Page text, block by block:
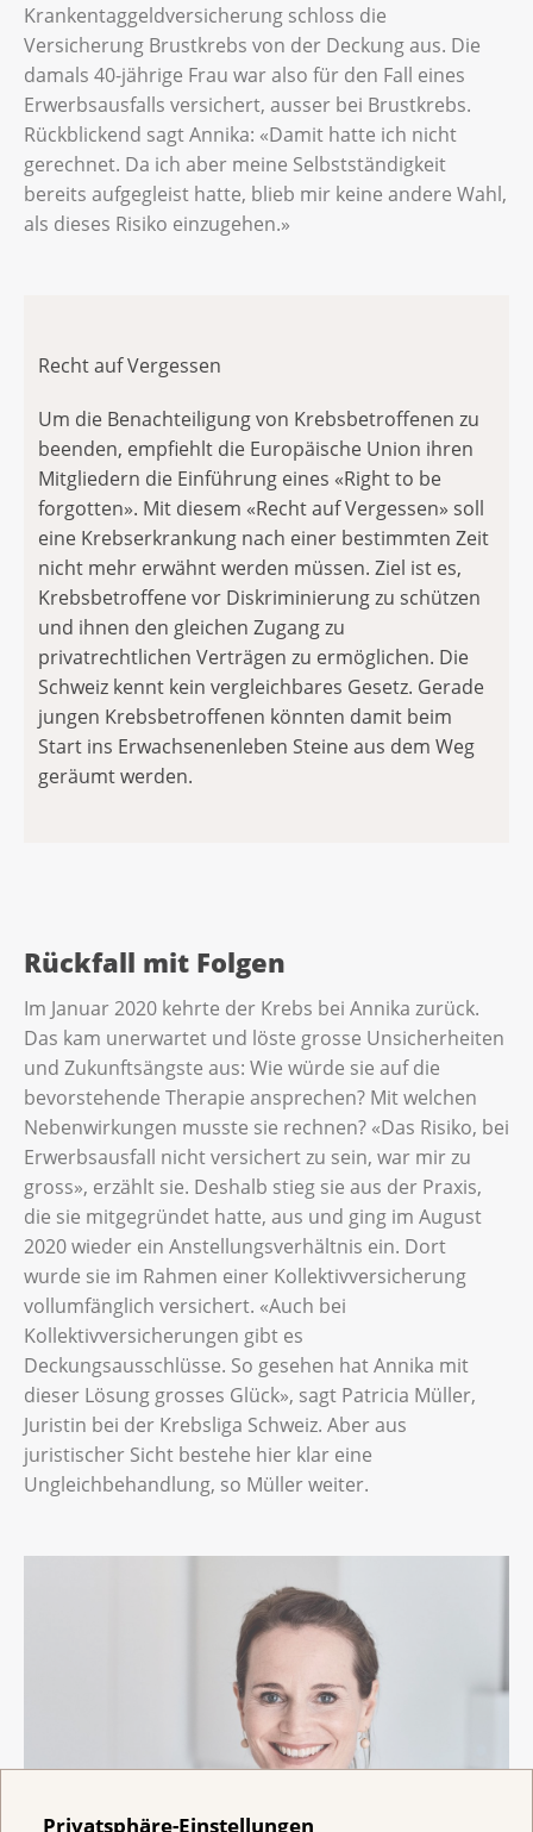
Privatsphäre-Einstellungen
Krankentaggeldversicherung schloss die
Versicherung Brustkrebs von der Deckung aus. Die
damals 40-jährige Frau war also für den Fall eines
Erwerbsausfalls versichert, ausser bei Brustkrebs.
Rückblickend sagt Annika: «Damit hatte ich nicht
gerechnet. Da ich aber meine Selbstständigkeit
bereits aufgegleist hatte, blieb mir keine andere Wahl,
als dieses Risiko einzugehen.»
Recht auf Vergessen
Um die Benachteiligung von Krebsbetroffenen zu
beenden, empfiehlt die Europäische Union ihren
Mitgliedern die Einführung eines «Right to be
forgotten». Mit diesem «Recht auf Vergessen» soll
eine Krebserkrankung nach einer bestimmten Zeit
nicht mehr erwähnt werden müssen. Ziel ist es,
Krebsbetroffene vor Diskriminierung zu schützen
und ihnen den gleichen Zugang zu
privatrechtlichen Verträgen zu ermöglichen. Die
Schweiz kennt kein vergleichbares Gesetz. Gerade
jungen Krebsbetroffenen könnten damit beim
Start ins Erwachsenenleben Steine aus dem Weg
geräumt werden.
Rückfall mit Folgen
Im Januar 2020 kehrte der Krebs bei Annika zurück.
Das kam unerwartet und löste grosse Unsicherheiten
und Zukunftsängste aus: Wie würde sie auf die
bevorstehende Therapie ansprechen? Mit welchen
Nebenwirkungen musste sie rechnen? «Das Risiko, bei
Erwerbsausfall nicht versichert zu sein, war mir zu
gross», erzählt sie. Deshalb stieg sie aus der Praxis,
die sie mitgegründet hatte, aus und ging im August
2020 wieder ein Anstellungsverhältnis ein. Dort
wurde sie im Rahmen einer Kollektivversicherung
vollumfänglich versichert. «Auch bei
Kollektivversicherungen gibt es
Deckungsausschlüsse. So gesehen hat Annika mit
dieser Lösung grosses Glück», sagt Patricia Müller,
Juristin bei der Krebsliga Schweiz. Aber aus
juristischer Sicht bestehe hier klar eine
Ungleichbehandlung, so Müller weiter.